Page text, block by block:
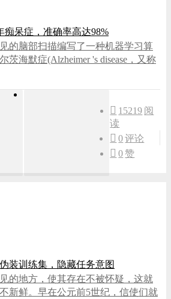
呆症，准确率高达98%
的脑部扫描编写了一种机器学习算
茨海默症(Alzheimer 's disease，又称
15219 阅
读
0评论
0赞
装训练集，隐藏任务意图
的地方，使其存在不被怀疑，这就
新鲜。早在公元前5世纪，信使们就